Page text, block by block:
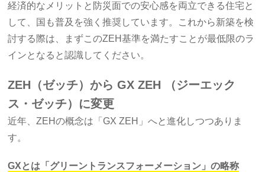
経済的なメリットと防災面での安心感を両立できる住宅と
して、国も普及を強く推奨しています。これから新築を検
討する際は、まずこのZEH基準を満たすことが最低限のラ
インとなると認識してください。
ZEH（ゼッチ）から GX ZEH （ジーエック
ス・ゼッチ）に変更
近年、ZEHの概念は「GX ZEH」へと進化しつつありま
す。
GXとは「グリーントランスフォーメーション」の略称